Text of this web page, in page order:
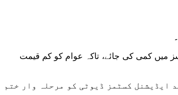
میں کمی کی جائے، تاکہ عوام کو کم قیمت
پر عائد ایڈیشنل کسٹمز ڈیوٹی کو مرحلہ وار ختم